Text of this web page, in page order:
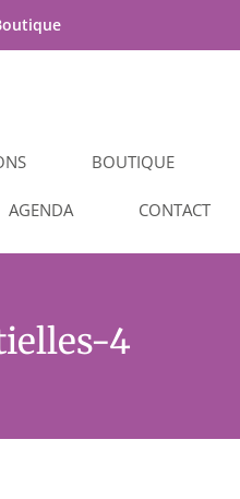
BOUTIQUE
AGENDA CONTACT
4